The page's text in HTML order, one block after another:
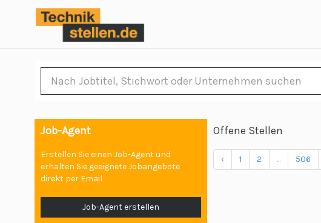
Job-Agent
Erstellen Sie einen Job-Agent und
erhalten Sie geeignete Jobangebote
direkt per Email
Job-Agent erstellen
Offene Stellen
‹ 1 2 ... 506